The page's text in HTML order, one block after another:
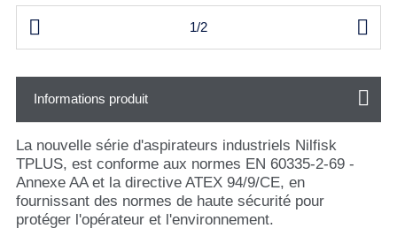
 1/2 
Informations produit
La nouvelle série d'aspirateurs industriels Nilfisk
TPLUS, est conforme aux normes EN 60335-2-69 -
Annexe AA et la directive ATEX 94/9/CE, en
fournissant des normes de haute sécurité pour
protéger l'opérateur et l'environnement.